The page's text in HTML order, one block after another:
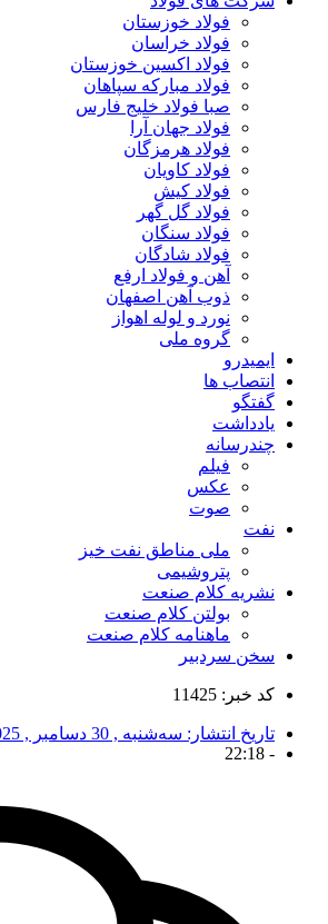
فولاد خوزستان
فولاد خراسان
فولاد اکسین خوزستان
فولاد مبارکه سپاهان
صبا فولاد خلیج فارس
فولاد جهان آرا
فولاد هرمزگان
فولاد کاویان
فولاد کیش
فولاد گل گهر
فولاد سنگان
فولاد شادگان
آهن و فولاد ارفع
ذوب آهن اصفهان
نورد و لوله اهواز
گروه ملی
ایمیدرو
انتصاب ها
گفتگو
یادداشت
چندرسانه
فیلم
عکس
صوت
نفت
ملی مناطق نفت خیز
پتروشیمی
نشریه کلام صنعت
بولتن کلام صنعت
ماهنامه کلام صنعت
سخن سردبیر
کد خبر: 11425
تاریخ انتشار: سه‌شنبه , 30 دسامبر , 2025
-
22:18